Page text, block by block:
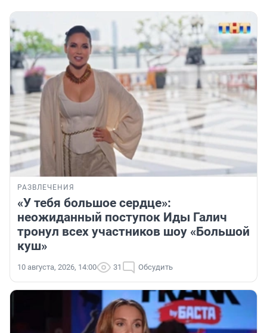
РАЗВЛЕЧЕНИЯ
«У тебя большое сердце»:
неожиданный поступок Иды Галич
тронул всех участников шоу «Большой
куш»
10 августа, 2026, 14:00 31 Обсудить